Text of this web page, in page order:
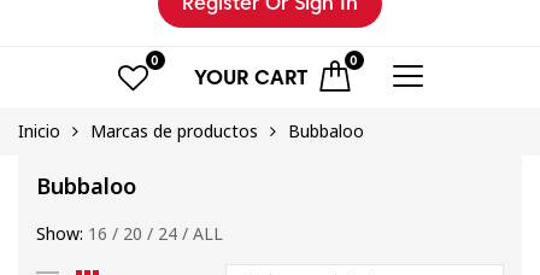
0 0
YOUR CART
Inicio Marcas de productos Bubbaloo
Bubbaloo
Show: 16 / 20 / 24 / ALL